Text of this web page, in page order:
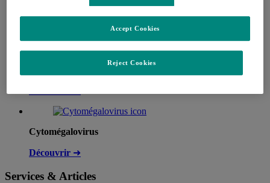
Cytomégalovirus
Découvrir ➜
Services & Articles
Reject Cookies
Accept Cookies